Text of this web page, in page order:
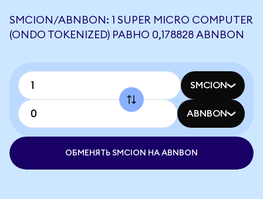
SMCION/ABNBON: 1 SUPER MICRO COMPUTER
(ONDO TOKENIZED) РАВНО 0,178828 ABNBON
SMCION
ABNBON
ОБМЕНЯТЬ SMCION НА ABNBON